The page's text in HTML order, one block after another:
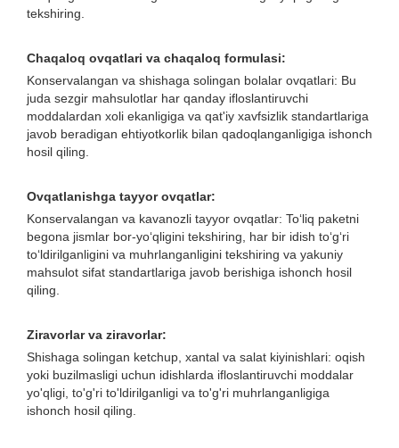
tekshiring.
Chaqaloq ovqatlari va chaqaloq formulasi:
Konservalangan va shishaga solingan bolalar ovqatlari: Bu
juda sezgir mahsulotlar har qanday ifloslantiruvchi
moddalardan xoli ekanligiga va qat'iy xavfsizlik standartlariga
javob beradigan ehtiyotkorlik bilan qadoqlanganligiga ishonch
hosil qiling.
Ovqatlanishga tayyor ovqatlar:
Konservalangan va kavanozli tayyor ovqatlar: To‘liq paketni
begona jismlar bor-yo‘qligini tekshiring, har bir idish to‘g‘ri
to‘ldirilganligini va muhrlanganligini tekshiring va yakuniy
mahsulot sifat standartlariga javob berishiga ishonch hosil
qiling.
Ziravorlar va ziravorlar:
Shishaga solingan ketchup, xantal va salat kiyinishlari: oqish
yoki buzilmasligi uchun idishlarda ifloslantiruvchi moddalar
yo'qligi, to'g'ri to'ldirilganligi va to'g'ri muhrlanganligiga
ishonch hosil qiling.